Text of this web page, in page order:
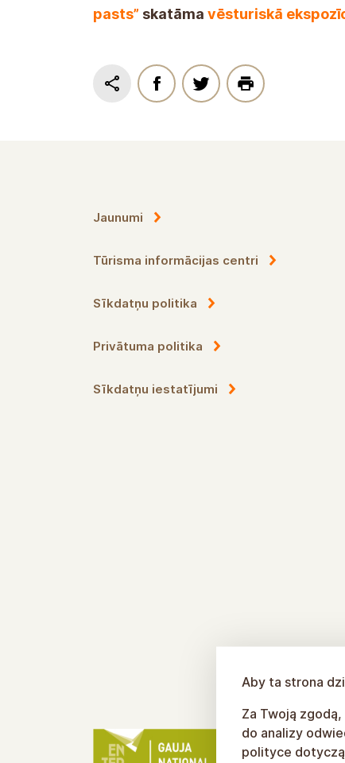
pasts” skatāma vēsturiskā
Jaunumi
Tūrisma informācijas centri
Sīkdatņu politika
Privātuma politika
Sīkdatņu iestatījumi
Aby ta strona
Za Twoją
do analizy
polityce